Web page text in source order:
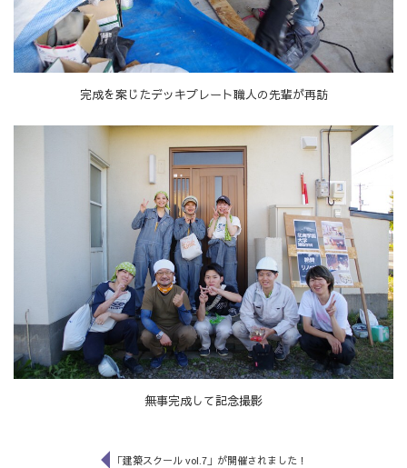
完成を案じたデッキプレート職人の先輩が再訪
無事完成して記念撮影
「建築スクール vol.7」が開催されました！